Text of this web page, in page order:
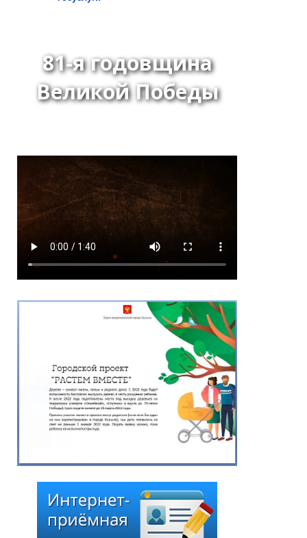
Решение Хурала
представителей города
Кызыла от 24 июня 2026
года № 275 «О внесении
наказов избирателей,
избирательной кампании
по выборам депутатов
Хурала представителей
города Кызыла шестого
созыва»
81-я годовщина
Великой Победы